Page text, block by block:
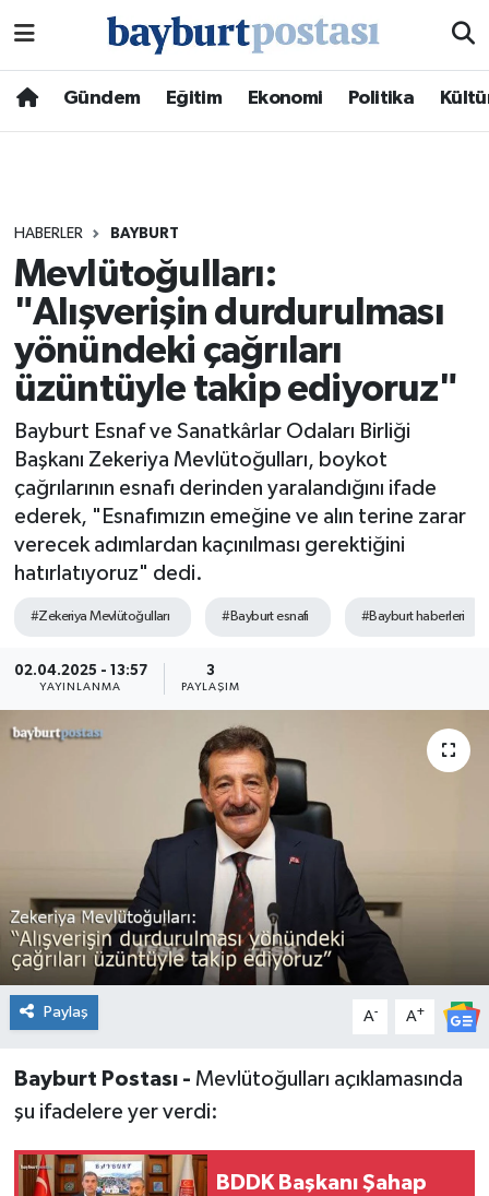
Gündem Eğitim Ekonomi Politika
HABERLER BAYBURT
Mevlütoğulları:
"Alışverişin durdurulması
yönündeki çağrıları
üzüntüyle takip ediyoruz"
Bayburt Esnaf ve Sanatkârlar Odaları Birliği
Başkanı Zekeriya Mevlütoğulları, boykot
çağrılarının esnafı derinden yaralandığını ifade
ederek, "Esnafımızın emeğine ve alın terine zarar
verecek adımlardan kaçınılması gerektiğini
hatırlatıyoruz" dedi.
#Zekeriya Mevlütoğulları #Bayburt esnafı #Bayburt haberleri
02.04.2025 - 13:57
YAYINLANMA
3
PAYLAŞIM
Paylaş A- A+
Bayburt Postası - Mevlütoğulları açıklamasında
şu ifadelere yer verdi:
BDDK Başkanı Şahap
Hava Durumu
Süper Lig Puan Durumu ve Fikstür
Tüm Manşetler
Haber Arşivi